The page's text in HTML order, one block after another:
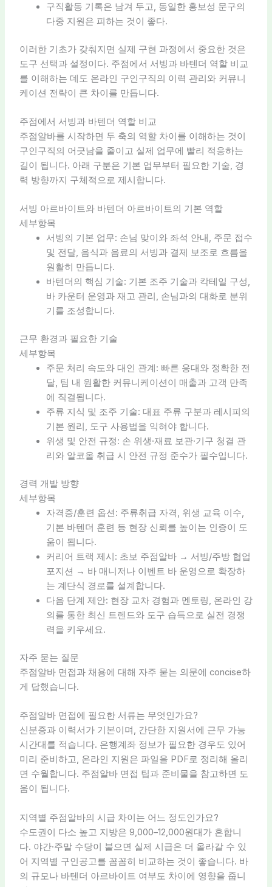
구직활동 기록은 남겨 두고, 동일한 홍보성 문구의
다중 지원은 피하는 것이 좋다.
이러한 기초가 갖춰지면 실제 구현 과정에서 중요한 것은
도구 선택과 설정이다. 주점에서 서빙과 바텐더 역할 비교
를 이해하는 데도 온라인 구인구직의 이력 관리와 커뮤니
케이션 전략이 큰 차이를 만듭니다.
주점에서 서빙과 바텐더 역할 비교
주점알바를 시작하면 두 축의 역할 차이를 이해하는 것이
구인구직의 어긋남을 줄이고 실제 업무에 빨리 적응하는
길이 됩니다. 아래 구분은 기본 업무부터 필요한 기술, 경
력 방향까지 구체적으로 제시합니다.
서빙 아르바이트와 바텐더 아르바이트의 기본 역할
세부항목
서빙의 기본 업무: 손님 맞이와 좌석 안내, 주문 접수
및 전달, 음식과 음료의 서빙과 결제 보조로 흐름을
원활히 만듭니다.
바텐더의 핵심 기술: 기본 조주 기술과 칵테일 구성,
바 카운터 운영과 재고 관리, 손님과의 대화로 분위
기를 조성합니다.
근무 환경과 필요한 기술
세부항목
주문 처리 속도와 대인 관계: 빠른 응대와 정확한 전
달, 팀 내 원활한 커뮤니케이션이 매출과 고객 만족
에 직결됩니다.
주류 지식 및 조주 기술: 대표 주류 구분과 레시피의
기본 원리, 도구 사용법을 익혀야 합니다.
위생 및 안전 규정: 손 위생·재료 보관·기구 청결 관
리와 알코올 취급 시 안전 규정 준수가 필수입니다.
경력 개발 방향
세부항목
자격증/훈련 옵션: 주류취급 자격, 위생 교육 이수,
기본 바텐더 훈련 등 현장 신뢰를 높이는 인증이 도
움이 됩니다.
커리어 트랙 제시: 초보 주점알바 → 서빙/주방 협업
포지션 → 바 매니저나 이벤트 바 운영으로 확장하
는 계단식 경로를 설계합니다.
다음 단계 제안: 현장 교차 경험과 멘토링, 온라인 강
의를 통한 최신 트렌드와 도구 습득으로 실전 경쟁
력을 키우세요.
자주 묻는 질문
주점알바 면접과 채용에 대해 자주 묻는 의문에 concise하
게 답했습니다.
주점알바 면접에 필요한 서류는 무엇인가요?
신분증과 이력서가 기본이며, 간단한 지원서에 근무 가능
시간대를 적습니다. 은행계좌 정보가 필요한 경우도 있어
미리 준비하고, 온라인 지원은 파일을 PDF로 정리해 올리
면 수월합니다. 주점알바 면접 팁과 준비물을 참고하면 도
움이 됩니다.
지역별 주점알바의 시급 차이는 어느 정도인가요?
수도권이 다소 높고 지방은 9,000–12,000원대가 흔합니
다. 야간·주말 수당이 붙으면 실제 시급은 더 올라갈 수 있
어 지역별 구인공고를 꼼꼼히 비교하는 것이 좋습니다. 바
의 규모나 바텐더 아르바이트 여부도 차이에 영향을 줍니